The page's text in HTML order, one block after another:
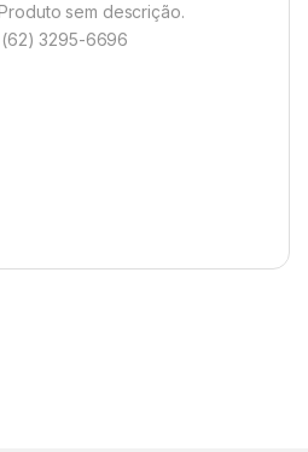
Produto sem descrição.
3295-6696